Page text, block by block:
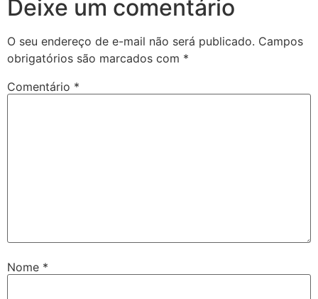
Deixe um comentário
O seu endereço de e-mail não será publicado. Campos
obrigatórios são marcados com *
Comentário *
Nome *